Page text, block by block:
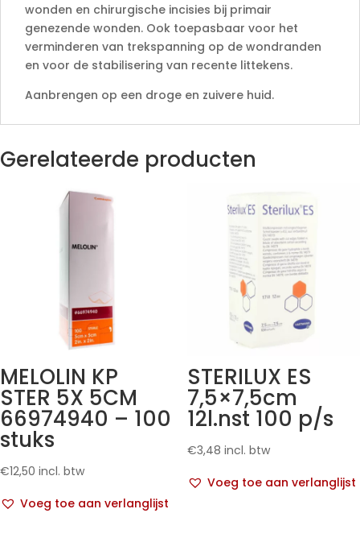
wonden en chirurgische incisies bij primair
genezende wonden. Ook toepasbaar voor het
verminderen van trekspanning op de wondranden
en voor de stabilisering van recente littekens.
Aanbrengen op een droge en zuivere huid.
Gerelateerde producten
MELOLIN KP
STER 5X 5CM
66974940 – 100
stuks
€12,50 incl. btw
Voeg toe aan verlanglijst
STERILUX ES
7,5×7,5cm
12l.nst 100 p/s
€3,48 incl. btw
Voeg toe aan verlanglijst